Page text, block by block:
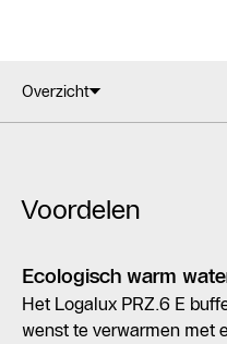
Overzicht
Voordelen
Ecologisch warm
Het Logalux PRZ.6 E
wenst te verwarmen met